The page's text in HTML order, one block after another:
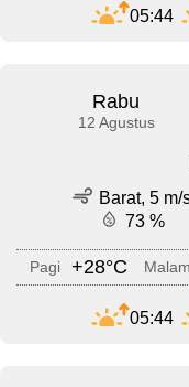
05:44
Rabu
12 Agustus
Barat, 5 m/
73 %
Pagi +28°C Malam
05:44